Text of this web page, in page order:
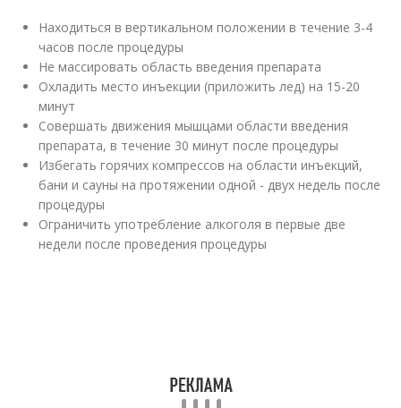
Находиться в вертикальном положении в течение 3-4
часов после процедуры
Не массировать область введения препарата
Охладить место инъекции (приложить лед) на 15-20
минут
Совершать движения мышцами области введения
препарата, в течение 30 минут после процедуры
Избегать горячих компрессов на области инъекций,
бани и сауны на протяжении одной - двух недель после
процедуры
Ограничить употребление алкоголя в первые две
недели после проведения процедуры